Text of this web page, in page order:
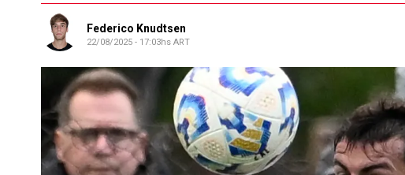
Federico Knudtsen
22/08/2025 - 17:03hs ART